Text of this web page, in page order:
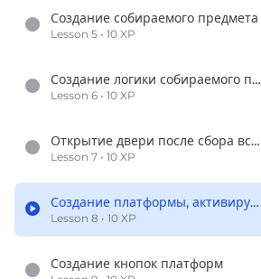
Создание собираемого предмета
Lesson 5 • 10 XP
Создание логики собираемого предмета
Lesson 6 • 10 XP
Открытие двери после сбора всех предметов
Lesson 7 • 10 XP
Создание платформы, активируемой кнопкой
Lesson 8 • 10 XP
Создание кнопок платформ